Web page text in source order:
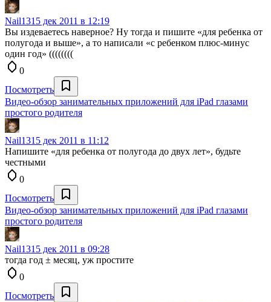
Nail1315 дек 2011 в 12:19
Вы издеваетесь наверное? Ну тогда и пишите «для ребенка от
полугода и выше», а то написали «с ребенком плюс-минус
один год» ((((((((
0
Посмотреть
Видео-обзор занимательных приложений для iPad глазами
простого родителя
Nail1315 дек 2011 в 11:12
Напишите «для ребенка от полугода до двух лет», будьте
честными
0
Посмотреть
Видео-обзор занимательных приложений для iPad глазами
простого родителя
Nail1315 дек 2011 в 09:28
тогда год ± месяц, уж простите
0
Посмотреть